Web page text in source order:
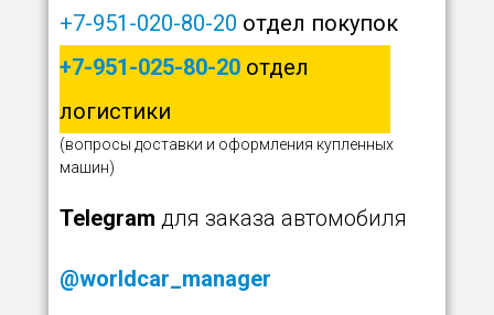
+7-951-020-80-20 отдел покупок
+7-951-025-80-20 отдел
логистики
(вопросы доставки и оформления купленных
машин)
Telegram для заказа автомобиля
@worldcar_manager